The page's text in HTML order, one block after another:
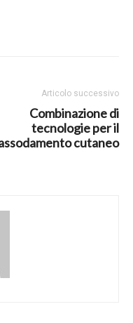
Articolo successivo
Combinazione di
tecnologie per il
cutaneo